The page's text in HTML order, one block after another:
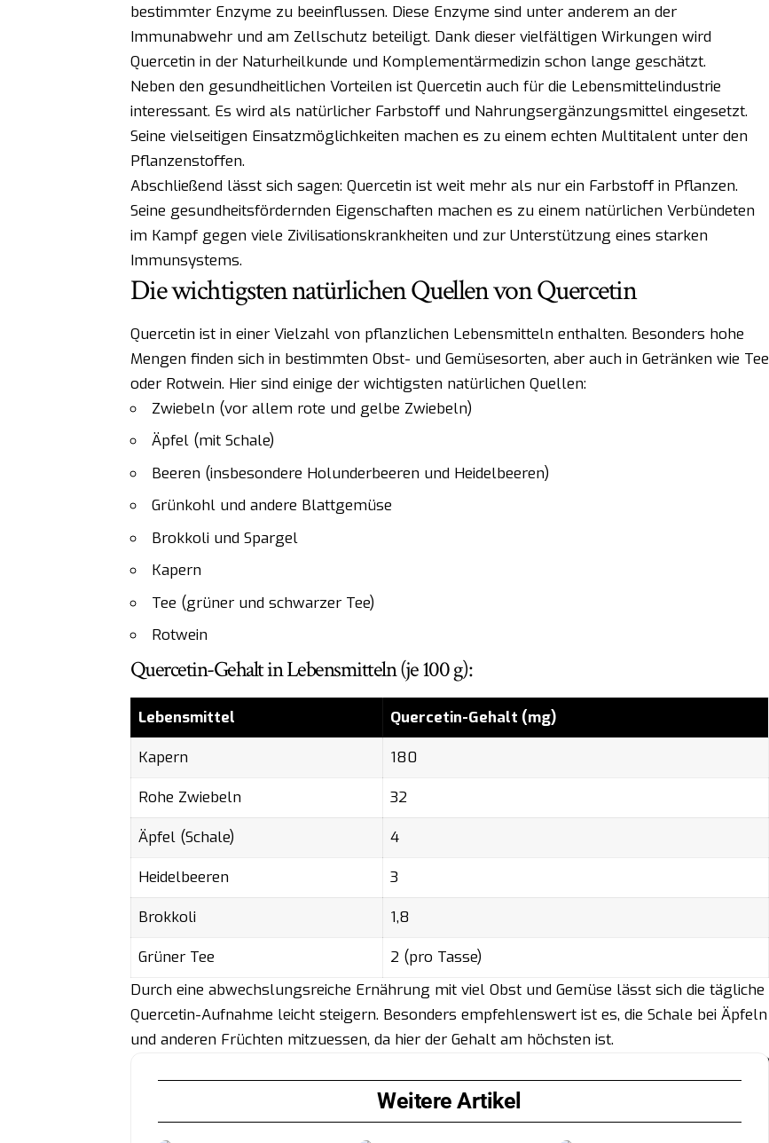
bestimmter Enzyme zu beeinflussen. Diese Enzyme sind unter anderem an der
Immunabwehr und am Zellschutz beteiligt. Dank dieser vielfältigen Wirkungen wird
Quercetin in der Naturheilkunde und Komplementärmedizin schon lange geschätzt.
Neben den gesundheitlichen Vorteilen ist Quercetin auch für die Lebensmittelindustrie
interessant. Es wird als natürlicher Farbstoff und Nahrungsergänzungsmittel eingesetzt.
Seine vielseitigen Einsatzmöglichkeiten machen es zu einem echten Multitalent unter den
Pflanzenstoffen.
Abschließend lässt sich sagen: Quercetin ist weit mehr als nur ein Farbstoff in Pflanzen.
Seine gesundheitsfördernden Eigenschaften machen es zu einem natürlichen Verbündeten
im Kampf gegen viele Zivilisationskrankheiten und zur Unterstützung eines starken
Immunsystems.
Die wichtigsten natürlichen Quellen von Quercetin
Quercetin ist in einer Vielzahl von pflanzlichen Lebensmitteln enthalten. Besonders hohe
Mengen finden sich in bestimmten Obst- und Gemüsesorten, aber auch in Getränken wie Tee
oder Rotwein. Hier sind einige der wichtigsten natürlichen Quellen:
Zwiebeln (vor allem rote und gelbe Zwiebeln)
Äpfel (mit Schale)
Beeren (insbesondere Holunderbeeren und Heidelbeeren)
Grünkohl und andere Blattgemüse
Brokkoli und Spargel
Kapern
Tee (grüner und schwarzer Tee)
Rotwein
Quercetin-Gehalt in Lebensmitteln (je 100 g):
Lebensmittel
Quercetin-Gehalt (mg)
Kapern
180
Rohe Zwiebeln
32
Äpfel (Schale)
4
Heidelbeeren
3
Brokkoli
1,8
Grüner Tee
2 (pro Tasse)
Durch eine abwechslungsreiche Ernährung mit viel Obst und Gemüse lässt sich die tägliche
Quercetin-Aufnahme leicht steigern. Besonders empfehlenswert ist es, die Schale bei Äpfeln
und anderen Früchten mitzuessen, da hier der Gehalt am höchsten ist.
Weitere Artikel